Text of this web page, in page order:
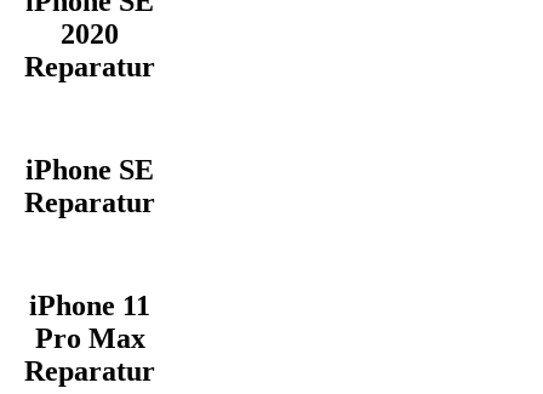
2020
Reparatur
iPhone SE
Reparatur
iPhone 11
Pro Max
Reparatur